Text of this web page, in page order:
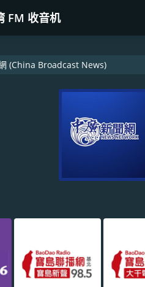
FM 收音机
(China Broadcast News)